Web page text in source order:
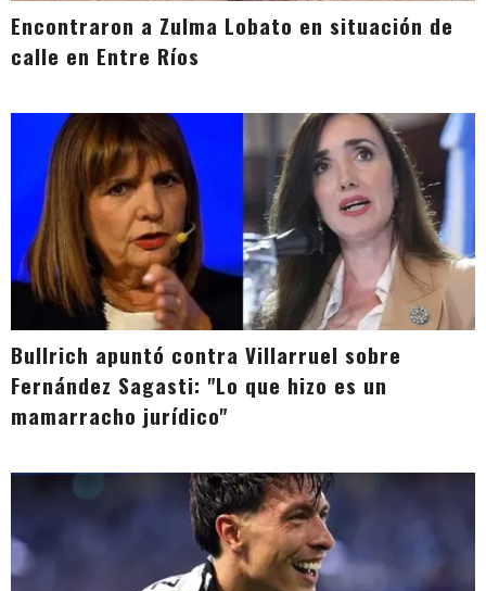
Encontraron a Zulma Lobato en situación de
calle en Entre Ríos
Bullrich apuntó contra Villarruel sobre
Fernández Sagasti: "Lo que hizo es un
mamarracho jurídico"